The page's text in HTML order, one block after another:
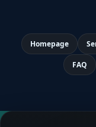
Homepage
FAQ